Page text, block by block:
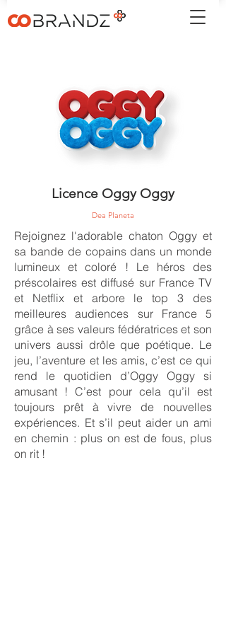
Licence Oggy Oggy
Dea Planeta
Rejoignez l'adorable chaton Oggy et
sa bande de copains dans un monde
lumineux et coloré ! Le héros des
préscolaires est diffusé sur France TV
et Netflix et arbore le top 3 des
meilleures audiences sur France 5
grâce à ses valeurs fédératrices et son
univers aussi drôle que poétique. Le
jeu, l’aventure et les amis, c’est ce qui
rend le quotidien d’Oggy Oggy si
amusant ! C’est pour cela qu’il est
toujours prêt à vivre de nouvelles
expériences. Et s’il peut aider un ami
en chemin : plus on est de fous, plus
on rit !